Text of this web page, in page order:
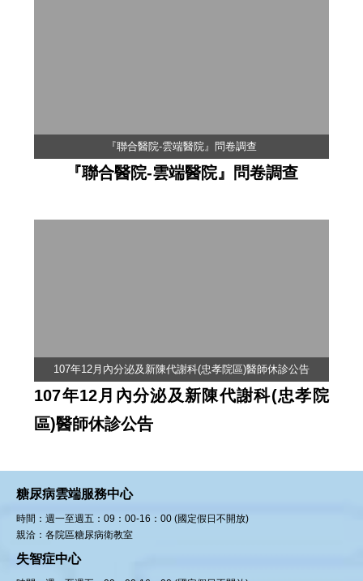
『聯合醫院-雲端醫院』問卷調查
『聯合醫院-雲端醫院』問卷調查
107年12月內分泌及新陳代謝科(忠孝院區)醫師休診公告
107年12月內分泌及新陳代謝科(忠孝院
區)醫師休診公告
糖尿病雲端服務中心
時間：週一至週五：09：00-16：00 (國定假日不開放)
親洽：各院區糖尿病衛教室
失智症中心